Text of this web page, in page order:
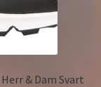
& Dam Svart